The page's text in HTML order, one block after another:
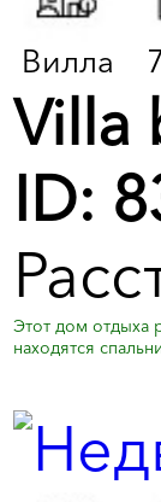
Вилла
Villa
ID:
Этот дом отдыха
находятся